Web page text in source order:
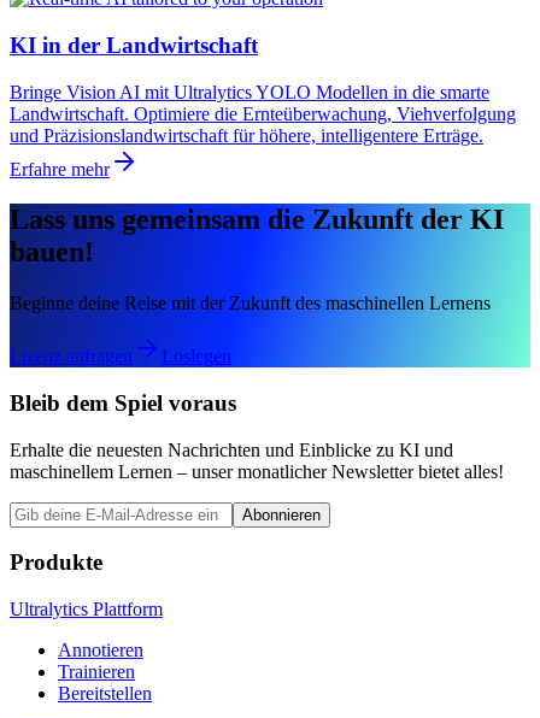
KI in der Landwirtschaft
Bringe Vision AI mit Ultralytics YOLO Modellen in die smarte
Landwirtschaft. Optimiere die Ernteüberwachung, Viehverfolgung
und Präzisionslandwirtschaft für höhere, intelligentere Erträge.
Erfahre mehr
Lass uns gemeinsam die Zukunft der KI
bauen!
Beginne deine Reise mit der Zukunft des maschinellen Lernens
Lizenz anfragen Loslegen
Bleib dem Spiel voraus
Erhalte die neuesten Nachrichten und Einblicke zu KI und
maschinellem Lernen – unser monatlicher Newsletter bietet alles!
Abonnieren
Produkte
Ultralytics Plattform
Annotieren
Trainieren
Bereitstellen